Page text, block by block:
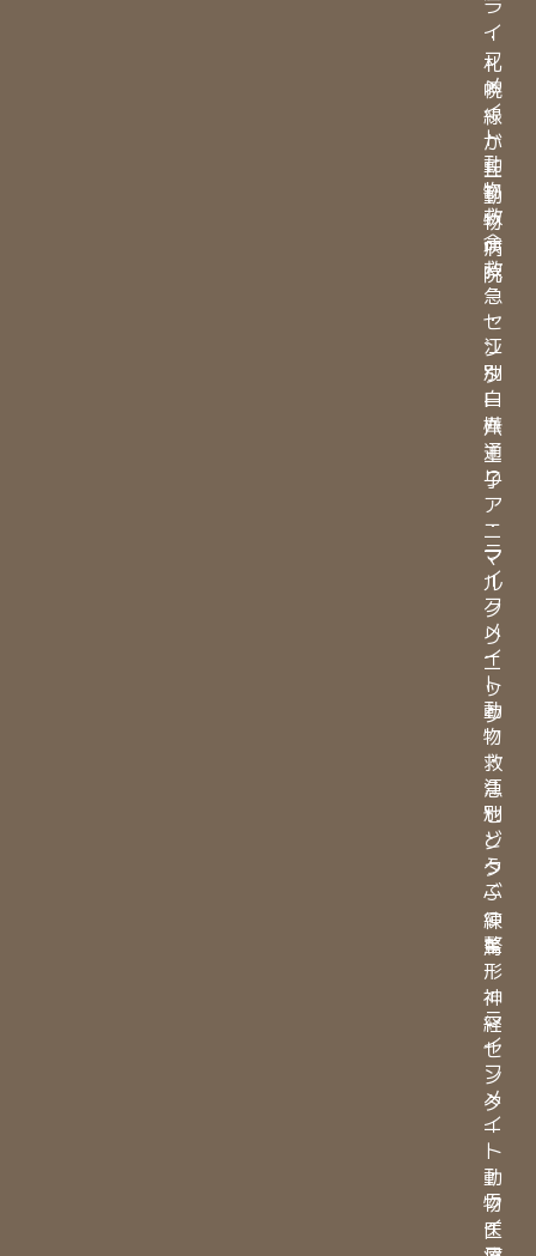
・
札
幌
緑
が
丘
動
物
病
院
・
江
別
白
樺
通
り
ア
ニ
マ
ル
ク
リ
ニ
ッ
ク
・
江
別
ど
う
ぶ
つ
整
形
神
経
セ
ン
タ
ー
・
ラ
イ
イ
フ
メ
イ
ト
動
物
救
命
救
急
セ
ン
タ
ー
八
王
子
・
ラ
イ
フ
メ
イ
ト
動
物
救
急
セ
ン
タ
ー
練
馬
・
ラ
イ
フ
メ
イ
ト
動
物
医